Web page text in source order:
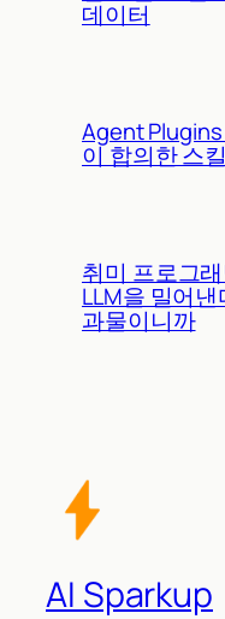
데이터
Agent Plugins
이 합의한 스
취미 프로그
LLM을 밀어
과물이니까
AI Sparkup